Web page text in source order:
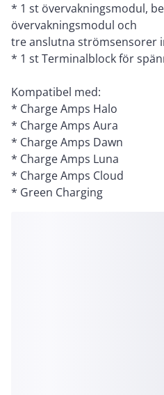
* 1 st övervakningsmodul,
övervakningsmodul och
tre anslutna strömsensorer
* 1 st Terminalblock för
Kompatibel med:
* Charge Amps Halo
* Charge Amps Aura
* Charge Amps Dawn
* Charge Amps Luna
* Charge Amps Cloud
* Green Charging